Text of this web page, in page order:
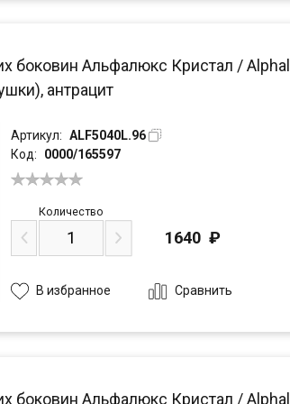
боковин Альфалюкс Кристал /
антрацит
Артикул: ALF5040L.96
Код:
0000/165597
Количество
1640 ₽
В избранное Сравнить
боковин Альфалюкс Кристал /